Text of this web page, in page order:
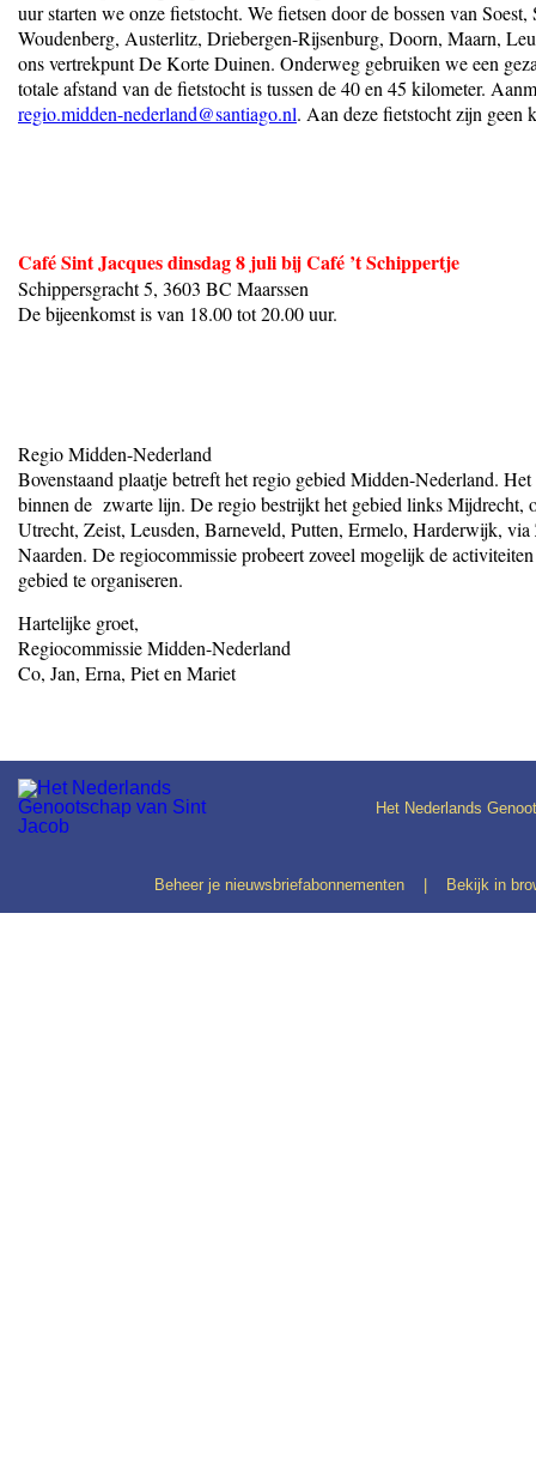
uur starten we onze fietstocht. We fietsen door de bossen van Soest,
Woudenberg, Austerlitz, Driebergen-Rijsenburg, Doorn, Maarn,
ons vertrekpunt De Korte Duinen. Onderweg gebruiken we een
totale afstand van de fietstocht is tussen de 40 en 45 kilometer.
regio.midden-nederland@santiago.nl. Aan deze fietstocht zijn geen
Café Sint Jacques dinsdag 8 juli bij Café ’t Schippertje
Schippersgracht 5, 3603 BC Maarssen
De bijeenkomst is van 18.00 tot 20.00 uur.
Regio Midden-Nederland
Bovenstaand plaatje betreft het regio gebied Midden-Nederland.
binnen de zwarte lijn. De regio bestrijkt het gebied links Mijdrecht,
Utrecht, Zeist, Leusden, Barneveld, Putten, Ermelo, Harderwijk, via
Naarden. De regiocommissie probeert zoveel mogelijk de
gebied te organiseren.
Hartelijke groet,
Regiocommissie Midden-Nederland
Co, Jan, Erna, Piet en Mariet
Het Nederlands
Beheer je nieuwsbriefabonnementen Bekijk in